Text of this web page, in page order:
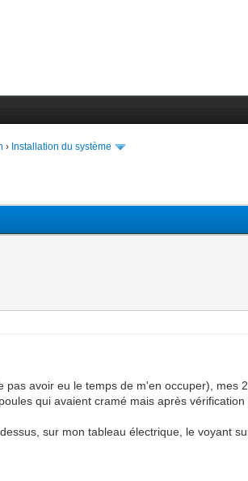
› Installation du système
avoir eu le temps de m'en occuper), mes
qui avaient cramé mais après
sur mon tableau électrique, le voyant